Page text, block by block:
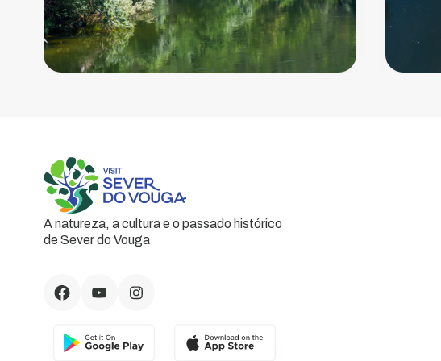
A natureza, a cultura e o passado histórico
de Sever do Vouga